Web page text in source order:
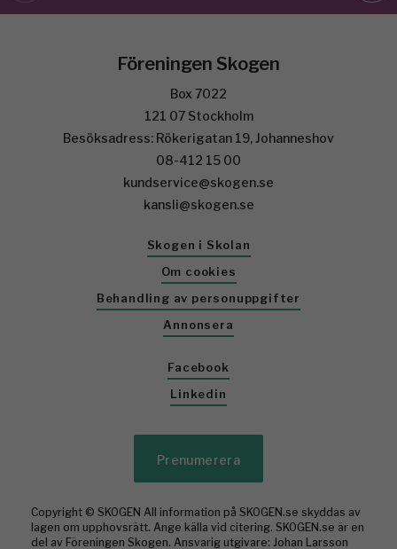
Föreningen Skogen
Box 7022
121 07 Stockholm
Besöksadress: Rökerigatan 19, Johanneshov
08-412 15 00
kundservice@skogen.se
kansli@skogen.se
Skogen i Skolan
Om cookies
Behandling av personuppgifter
Annonsera
Facebook
Linkedin
Prenumerera
Copyright © SKOGEN All information på SKOGEN.se skyddas av
lagen om upphovsrätt. Ange källa vid citering. SKOGEN.se är en
del av Föreningen Skogen. Ansvarig utgivare: Johan Larsson